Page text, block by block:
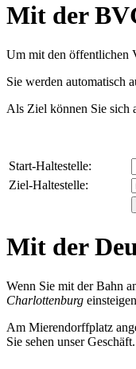
Mit der
Um mit den öffentlichen
Sie werden automatisch
Als Ziel können Sie sich
Start-Haltestelle:
Ziel-Haltestelle:
Mit der
Wenn Sie mit der Bahn
Charlottenburg
Am Mierendorffplatz
Sie sehen unser Geschäft.